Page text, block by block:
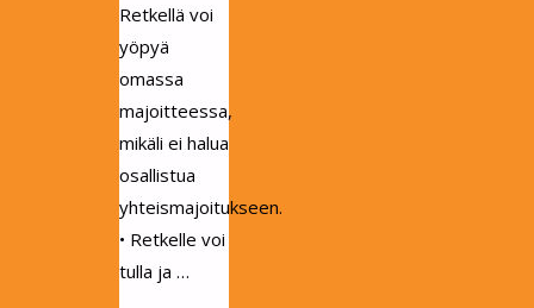
Retkellä voi
yöpyä
omassa
majoitteessa,
mikäli ei halua
osallistua
yhteismajoitukseen.
• Retkelle voi
tulla ja …